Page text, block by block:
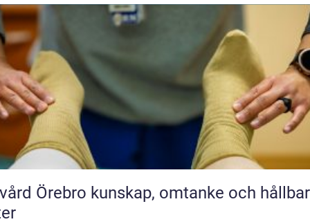
kunskap, omtanke och hållbara